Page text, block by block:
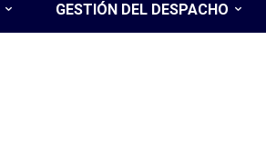
GESTIÓN DEL DESPACHO